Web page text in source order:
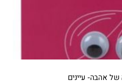
אהבה- עיינים